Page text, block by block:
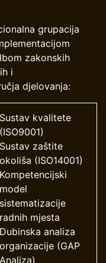
grupacija
zakonskih
i
djelovanja:
Sustav kvalitete
(ISO9001)
Sustav zaštite
okoliša (ISO14001)
Kompetencijski
model
sistematizacije
radnih mjesta
Dubinska analiza
organizacije (GAP
Analiza)